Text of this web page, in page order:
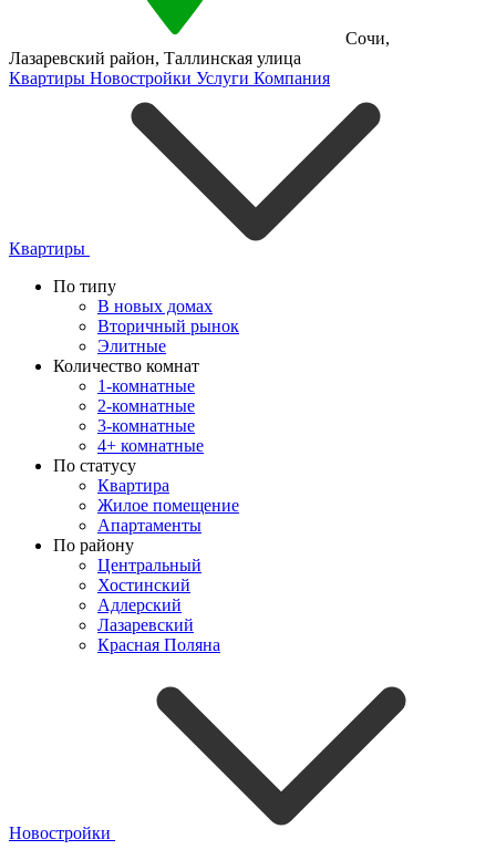
Сочи,
Лазаревский район, Таллинская улица
Квартиры Новостройки Услуги Компания
Квартиры
По типу
В новых домах
Вторичный рынок
Элитные
Количество комнат
1-комнатные
2-комнатные
3-комнатные
4+ комнатные
По статусу
Квартира
Жилое помещение
Апартаменты
По району
Центральный
Хостинский
Адлерский
Лазаревский
Красная Поляна
Новостройки